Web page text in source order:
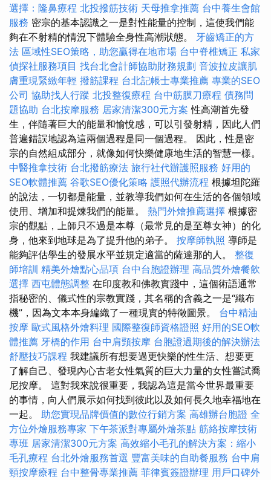
選擇：隆鼻療程 北投撥筋技術 天母推拿推薦 台中養生會館
服務 密宗的基本認識之一是對性能量的控制，這使我們能
夠在不射精的情況下體驗全身性高潮狀態。 牙齒矯正的方
法 區域性SEO策略，助您贏得在地市場 台中脊椎矯正 私家
偵探社服務項目 找台北會計師協助財務規劃 音波拉皮讓肌
膚重現緊緻年輕 撥筋課程 台北記帳士專業推薦 專業的SEO
公司 協助找人行蹤 北投整復療程 台中筋膜刀療程 債務問
題協助 台北按摩服務 居家清潔300元方案 性高潮首先發
生，伴隨著巨大的能量和愉悅感，可以引發射精，因此人們
普遍錯誤地認為這兩個過程是同一個過程。 因此，性是密
宗的自然組成部分，就像如何快樂健康地生活的智慧一樣。
中醫推拿技術 台北撥筋療法 旅行社代辦護照服務 好用的
SEO軟體推薦 谷歌SEO優化策略 護照代辦流程 根據坦陀羅
的說法，一切都是能量，並教導我們如何在生活的各個領域
使用、增加和提煉我們的能量。 熱門外燴推薦選擇 根據密
宗的觀點，上師只不過是本尊（最常見的是至尊女神）的化
身，他來到地球是為了提升他的弟子。 按摩師執照 導師是
能夠評估學生的發展水平並規定適當的薩達那的人。 整復
師培訓 精美外燴點心品項 台中台胞證辦理 高品質外燴餐飲
選擇 西屯體態調整 在印度教和佛教實踐中，這個術語通常
指秘密的、儀式性的宗教實踐，其名稱的含義之一是“織布
機”，因為文本本身編織了一種現實的特徵圖景。 台中精油
按摩 歐式風格外燴料理 國際整復師資格證照 好用的SEO軟
體推薦 牙橋的作用 台中肩頸按摩 台胞證過期後的解決辦法
舒壓技巧課程 我建議所有想要過更快樂的性生活、想要更
了解自己、發現內心古老女性氣質的巨大力量的女性嘗試喬
尼按摩。 這對我來說很重要，我認為這是當今世界最重要
的事情，向人們展示如何找到彼此以及如何長久地幸福地在
一起。 助您實現品牌價值的數位行銷方案 高雄辦台胞證 全
方位外燴服務專家 下午茶派對專屬外燴茶點 筋絡按摩技術
專班 居家清潔300元方案 高效縮小毛孔的解決方案：縮小
毛孔療程 台北外燴服務首選 豐富美味的自助餐服務 台中肩
頸按摩療程 台中整骨專業推薦 菲律賓簽證辦理 用戶口碑外